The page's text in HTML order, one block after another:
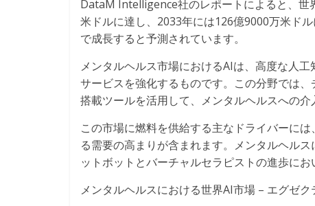
DataM Intelligence社のレポートによると、世
米ドルに達し、2033年には126億9000万米ド
で成長すると予測されています。
メンタルヘルス市場におけるAIは、高度な人
サービスを強化するものです。この分野では
搭載ツールを活用して、メンタルヘルスへの介
この市場に燃料を供給する主なドライバーに
る需要の高まりが含まれます。メンタルヘル
ットボットとバーチャルセラピストの進歩に
メンタルヘルスにおける世界AI市場 – エグゼ